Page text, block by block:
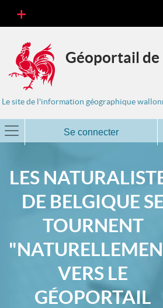
Géoportail
Le site de l'information géographique
Se connecter
LES
DE BELGIQUE SE
TOURNENT
VERS LE
GÉOPORTAIL